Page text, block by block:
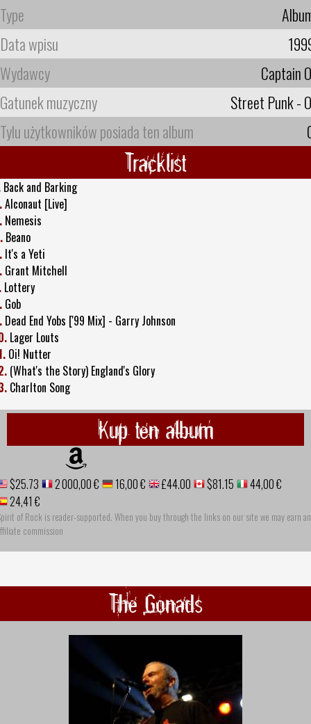
Type
Data wpisu
Wydawcy
Captain
Gatunek muzyczny
Street Punk -
Tylu użytkowników posiada ten album
Tracklist
Back and Barking
Alconaut [Live]
Nemesis
Beano
It's a Yeti
Grant Mitchell
Lottery
Gob
Dead End Yobs ['99 Mix] - Garry Johnson
Lager Louts
Oi! Nutter
(What's the Story) England's Glory
Charlton Song
Kup ten album
$25.73 2 000,00 € 16,00 € £44.00 $81.15
44,00 €
24,41 €
of Rock is reader-supported. When you buy through the links on our site we may earn an
commission
The Gonads